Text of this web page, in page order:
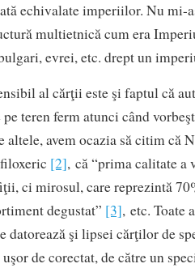
echivalate imperiilor. Nu mi-
multietnică cum era
evrei, etc. drept un
al cărţii este şi faptul că
teren ferm atunci când
avem ocazia să citim că
[2], că “prima calitate a
ci mirosul, care reprezintă
degustat” [3], etc. Toate
datorează şi lipsei cărţilor de
de corectat, de către un